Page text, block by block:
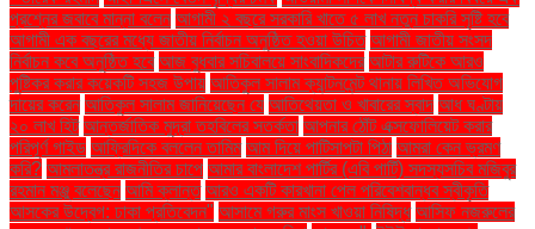
প্রশ্নের জবাবে মান্না বলেন আগামী ২ বছরে সরকারি খাতে ৫ লাখ নতুন চাকরি সৃষ্টি হবে
আগামী এক বছরের মধ্যে জাতীয় নির্বাচন অনুষ্ঠিত হওয়া উচিত আগামী জাতীয় সংসদ
নির্বাচন কবে অনুষ্ঠিত হবে আজ বুধবার সচিবালয়ে সাংবাদিকদের আটার রুটিকে আরও
পুষ্টিকর করার কয়েকটি সহজ উপায় আতিকুল সালাম ক্যান্টনমেন্ট থানায় লিখিত অভিযোগ
দায়ের করেন আতিকুল সালাম জানিয়েছেন যে আতিথেয়তা ও খাবারের স্বাদ আধ ঘণ্টায়
২০ লাখ হিট আন্তর্জাতিক মুদ্রা তহবিলের সতর্কতা আপনার ঠোঁট এক্সফোলিয়েট করার
পরিপূর্ণ গাইড আফ্রিদিকে বললেন তামিম আম দিয়ে পাটিসাপটা পিঠা আমরা কেন ভ্রমণ
করি? আমলাতন্ত্র রাজনীতির চাপে আমার বাংলাদেশ পার্টির (এবি পার্টি) সদস্যসচিব মজিবুর
রহমান মঞ্জু বলেছেন আমি ক্লান্ত আরও একটি কারখানা পেল পরিবেশবান্ধব স্বীকৃতি
আসকের উদ্বেগ: ঢাকা প্রতিবেদন" আসামে গরুর মাংস খাওয়া নিষিদ্ধ আসিফ নজরুলের